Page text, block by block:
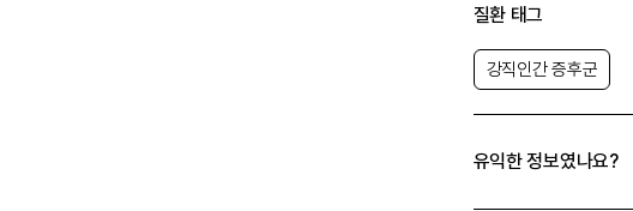
합니다.
강직인간 증후
SPS의 진단은 철저
으로 이루어집니다.
지는 기준은 2009년
기치 않은 촉각 및
용근 및 길항근의 지
질환 태그
강직인간 증후군
유익한 정보였나요?